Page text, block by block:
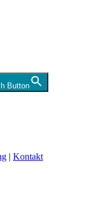
Button
| Kontakt